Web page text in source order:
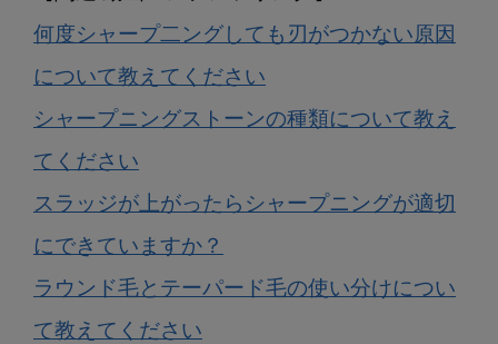
何度シャープ二ングしても刃がつかない原因
について教えてください
シャープニングストーンの種類について教え
てください
スラッジが上がったらシャープニングが適切
にできていますか？
ラウンド毛とテーパード毛の使い分けについ
て教えてください